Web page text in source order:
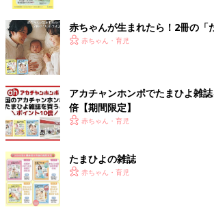
出典：Instagramアカウント「mugi________0107」
mugi________0107さんは、こちらのイヤーマ
の角度だと見えにくいですが、耳に着ける部分
しているんだとか！ふわふわで着け心地も良
似合いですよね。
はかせやすくておむつ替えもラク！ス
赤ちゃんが生まれたら！2冊の「
赤ちゃん・育児
アカチャンホンポでたまひよ雑
倍【期間限定】
赤ちゃん・育児
たまひよの雑誌
赤ちゃん・育児